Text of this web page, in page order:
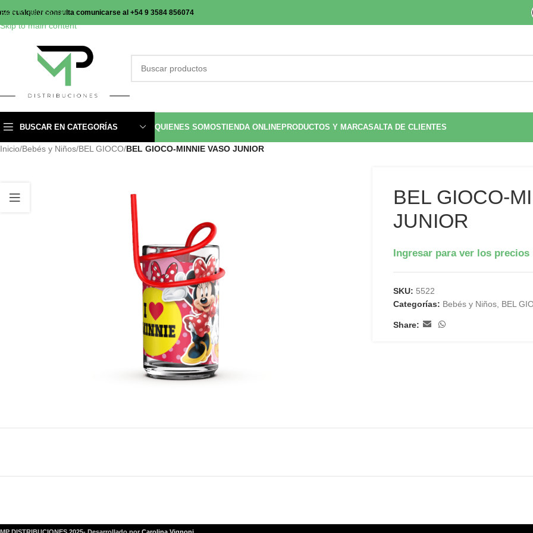
Skip to navigation
Skip to main content
cualquier consulta comunicarse al +54 9 3584 856074
BUSCAR EN CATEGORÍAS QUIENES SOMOSTIENDA ONLINEPRODUCTOS Y MARCASALTA DE CLIENTES
Inicio/Bebés y Niños/BEL GIOCO/BEL GIOCO-MINNIE VASO JUNIOR
BEL GIOCO-
JUNIOR
Ingresar para ver los precios
SKU: 5522
Categorías: Bebés y Niños, BEL
Share: